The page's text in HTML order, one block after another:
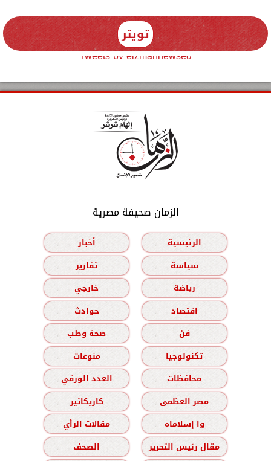
تويتر
Tweets by elzmannewseg
الزمان صحيفة مصرية
الرئيسية
أخبار
سياسة
تقارير
رياضة
خارجي
اقتصاد
حوادث
فن
صحة وطب
تكنولوجيا
منوعات
محافظات
العدد الورقي
مصر العظمى
كاريكاتير
وا إسلاماه
مقالات الرأي
مقال رئيس التحرير
الصحف